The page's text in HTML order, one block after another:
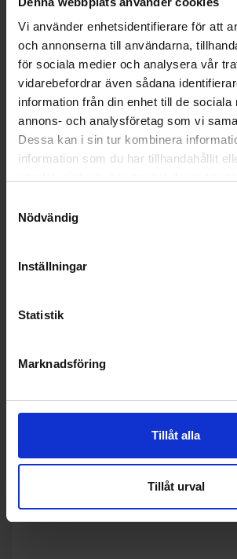
Vi använder enhetsidentifierare för att
och annonserna till användarna,
för sociala medier och analysera vår
vidarebefordrar även sådana
information från din enhet till de sociala
annons- och analysföretag som vi
Dessa kan i sin tur kombinera
information som du har tillhandahållit
Nödvändig
Inställningar
Statistik
Marknadsföring
Tillåt alla
Tillåt urval
Luftrenare
Stadler formluftrenare Roger
Max. rumsstorlek (m²): 104
Filtertyp: HEPA
Roger Little